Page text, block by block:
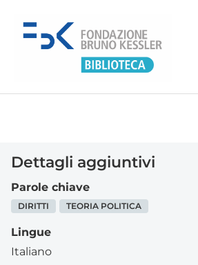
Dettagli aggiuntivi
Parole chiave
DIRITTI TEORIA POLITICA
Lingue
Italiano